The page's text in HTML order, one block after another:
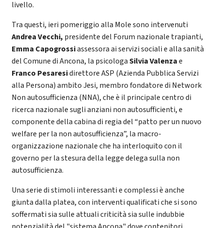
livello.
Tra questi, ieri pomeriggio alla Mole sono intervenuti
Andrea Vecchi, presidente del Forum nazionale trapianti,
Emma Capogrossiassessora ai servizi sociali e alla sanità
del Comune di Ancona, la psicologaSilvia Valenzae
Franco Pesaresidirettore ASP (Azienda Pubblica Servizi
alla Persona) ambito Jesi, membro fondatore di Network
Non autosufficienza (NNA), che è il principale centro di
ricerca nazionale sugli anziani non autosufficienti, e
componente della cabina di regia del “patto per un nuovo
welfare per la non autosufficienza”, la macro-
organizzazione nazionale che ha interloquito con il
governo per la stesura della legge delega sulla non
autosufficienza.
Una serie di stimoli interessanti e complessi è anche
giunta dalla platea, con interventi qualificati che si sono
soffermati sia sulle attuali criticità sia sulle indubbie